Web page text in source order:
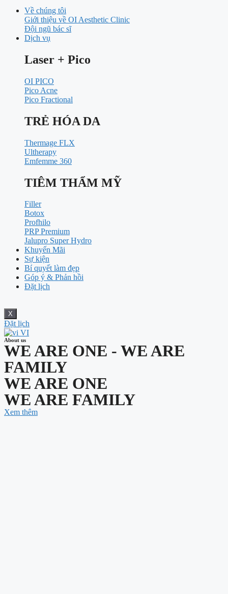
Về chúng tôi
Giới thiệu về OI Aesthetic Clinic
Đội ngũ bác sĩ
Dịch vụ
Laser + Pico
OI PICO
Pico Acne
Pico Fractional
TRẺ HÓA DA
Thermage FLX
Ultherapy
Emfemme 360
TIÊM THẨM MỸ
Filler
Botox
Profhilo
PRP Premium
Jalupro Super Hydro
Khuyến Mãi
Sự kiện
Bí quyết làm đẹp
Góp ý & Phản hồi
Đặt lịch
X
Đặt lịch
VI
About us
WE ARE ONE - WE ARE
FAMILY
WE ARE ONE
WE ARE FAMILY
Xem thêm